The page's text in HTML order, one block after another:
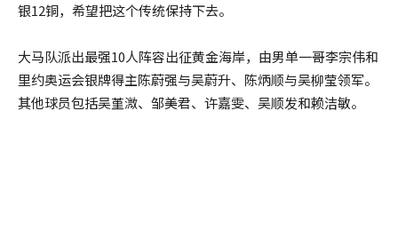
银12铜，希望把这个传统保持下去。
大马队派出最强10人阵容出征黄金海岸，由男单一哥李宗伟和
里约奥运会银牌得主陈蔚强与吴蔚升、陈炳顺与吴柳莹领军。
其他球员包括吴堇溦、邹美君、许嘉雯、吴顺发和赖洁敏。